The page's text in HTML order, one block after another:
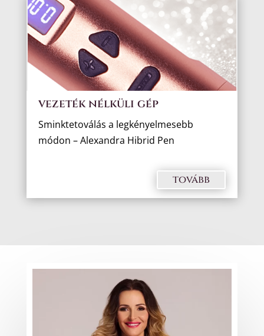
vezeték nélküli gép
Sminktetoválás a legkényelmesebb
módon – Alexandra Hibrid Pen
tovább